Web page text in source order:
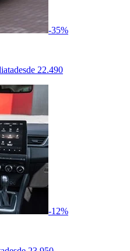
-35%
desde 22.490
-12%